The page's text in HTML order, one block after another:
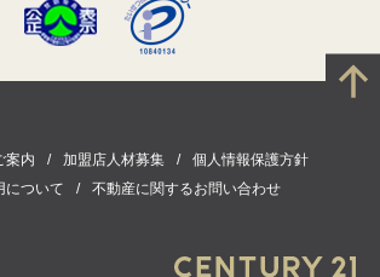
案内 加盟店人材募集
個人情報保護方針
について
不動産に関するお問い合わせ